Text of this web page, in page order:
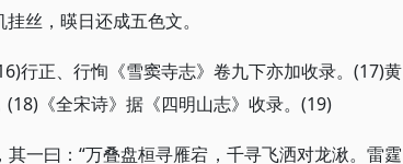
丝，暎日还成五色文。
行正、行恂《雪窦寺志》卷九下亦加收录。(17)黄
《全宋诗》据《四明山志》收录。(19)
一曰：“万叠盘桓寻雁宕，千寻飞洒对龙湫。雷霆